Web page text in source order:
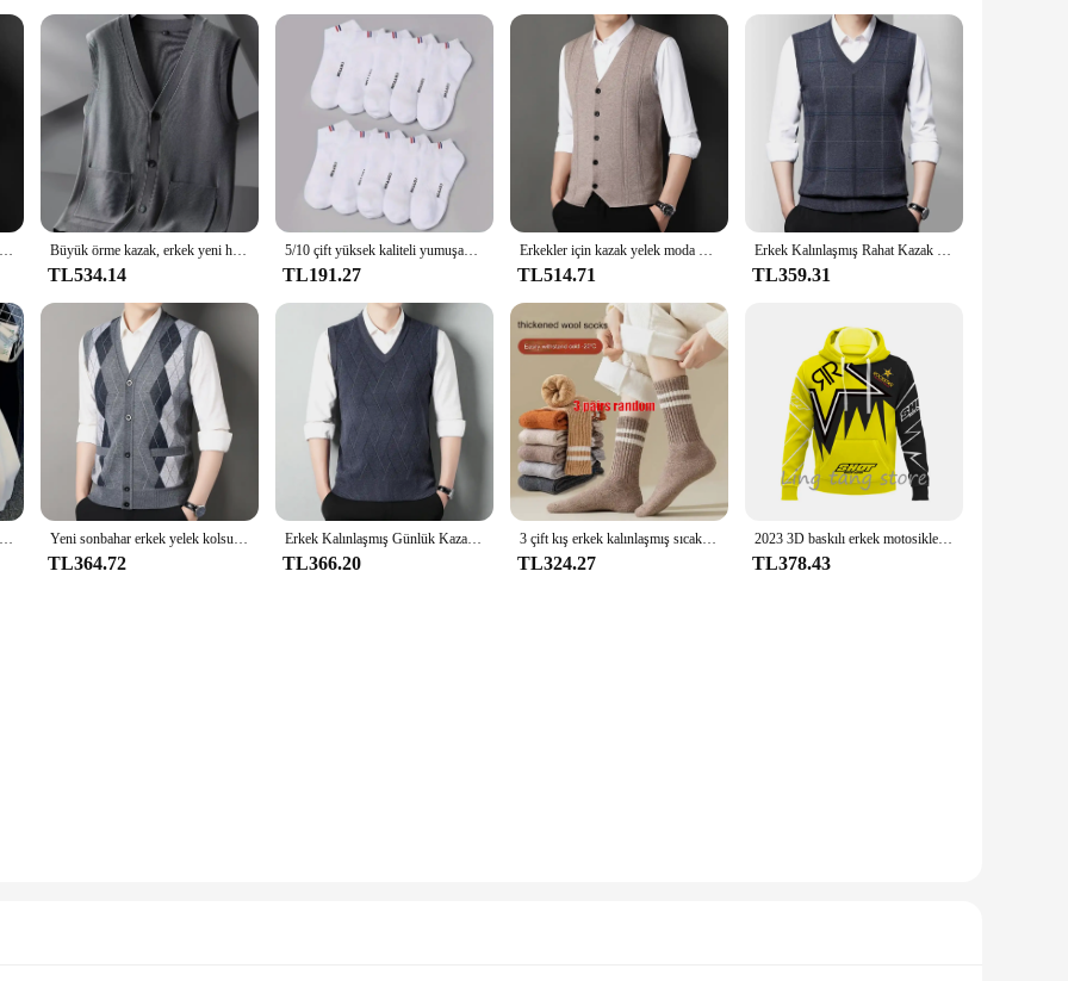
to the edgy and bold fashion trends that are currently popular. Whether you're attending a themed event or simply looking to add a touch
Erkek Düz Renk Kazak Yelek Günlük Moda Sıcak Üst Büyük örme kazak, erkek yeni hırka yelek, sonbahar ve kış büyük gevşek şişman kazak.
TL534.14
5/10 çift yüksek kaliteli yumuşak ve rahat erkek spor çorapları yaz ter emici nefes alabilen ve rahat çoraplar
TL191.27
Erkekler için kazak yelek moda 2024 lüks kazak rahat tarzı örme tek göğüslü erkekler hırka yelek büyük boy erkek giyim
TL514.71
Erkek Kalınlaşmış Rahat Kazak Tank Top Sonbahar ve Kış Sıcak Erkek Yelek
TL359.31
Disney gevşek erkek tişörtü cep karikatür ayı Winnie The Print baskı giyim erkekler Hoodies sonbahar kış popüler kazak Yeni sonbahar erkek yelek kolsuz kazak polar hırka sıcak örme damalı iş rahat düğme Up Coat erkek giyim
TL364.72
Erkek Kalınlaşmış Günlük Kazak Tank Top Sonbahar ve Kış Sıcak Erkek V Yaka Tank Top
TL366.20
3 çift kış erkek kalınlaşmış sıcak çizgili merinos yün çorap moda adam kar çorap moda rahat spor Terry uzun
TL324.27
2023 3D baskılı erkek motosiklet Off-Road spor tutkunları sonbahar/kışlık kazak açık Hip-Hop yarış ralli rahat Hoodie
TL378.43